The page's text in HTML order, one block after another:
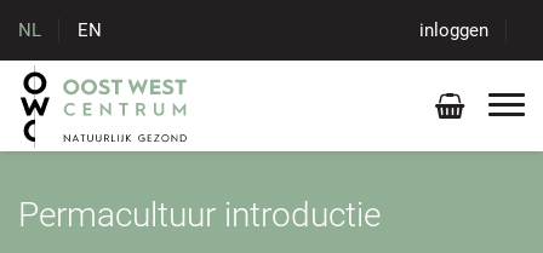
NL EN inloggen
Permacultuur introductie